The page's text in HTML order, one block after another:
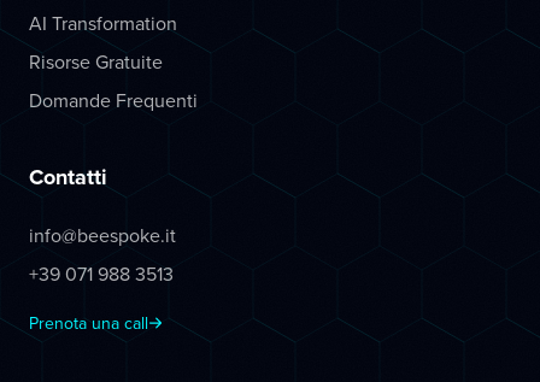
AI Transformation
Risorse Gratuite
Domande Frequenti
Contatti
info@beespoke.it
+39 071 988 3513
Prenota una call